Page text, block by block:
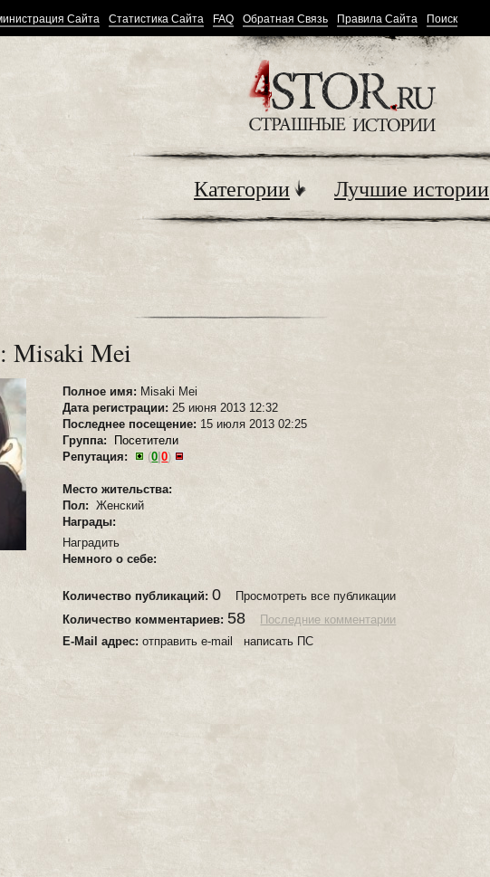
Сайта Статистика Сайта FAQ Обратная Связь Правила Сайта Поиск
Категории Лучшие истории
Misaki Mei
Полное имя: Misaki Mei
Дата регистрации:25 июня 2013 12:32
Последнее посещение: 15 июля 2013 02:25
Группа:
Посетители
Репутация:
(0 |0)
Место жительства:
Пол:Женский
Награды:
Наградить
Немного о себе:
Количество публикаций:0 Просмотреть все публикации
Количество комментариев: 58
Последние комментарии
E-Mail адрес:отправить e-mail написать ПС